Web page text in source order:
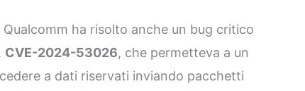
Qualcomm ha risolto anche un bug critico
, CVE-2024-53026, che permetteva a un
a dati riservati inviando pacchetti